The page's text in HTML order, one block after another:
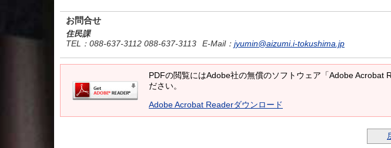
お問合せ
住民課
TEL
：088-637-3112 088-637-3113 E-Mail： jyumin@aizumi.i-tokushima.jp
PDFの閲覧にはAdobe社の無償のソフトウェア「Adobe Acrobat
ださい。
Adobe Acrobat Readerダウンロード